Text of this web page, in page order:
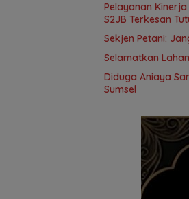
Pelayanan Kinerja
S2JB Terkesan
Sekjen Petani:
Selamatkan
Diduga Aniaya
Sumsel